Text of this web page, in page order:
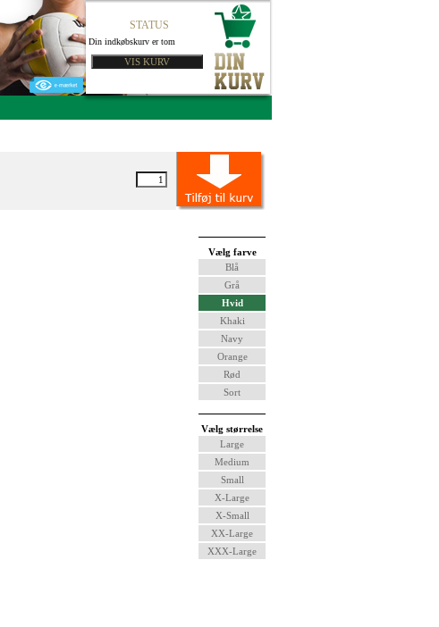
STATUS
Din indkøbskurv er tom
Vælg farve
Blå
Grå
Hvid
Khaki
Navy
Orange
Rød
Sort
Vælg størrelse
Large
Medium
Small
X-Large
X-Small
XX-Large
XXX-Large